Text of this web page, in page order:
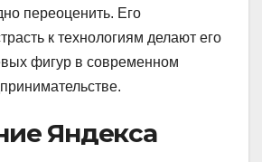
переоценить. Его
к технологиям делают его
фигур в современном
Яндекса